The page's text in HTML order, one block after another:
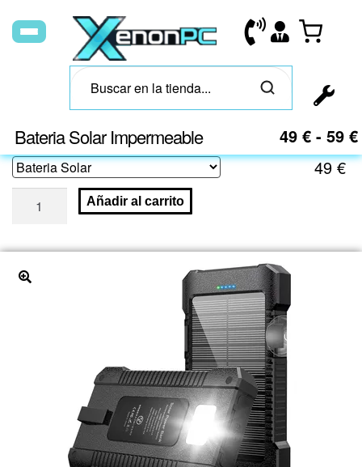
Bateria Solar Impermeable 49 € - 59 €
49€
Añadir al carrito